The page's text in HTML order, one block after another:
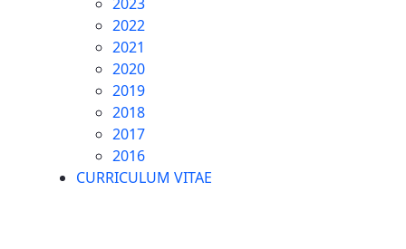
2023
2022
2021
2020
2019
2018
2017
2016
CURRICULUM VITAE